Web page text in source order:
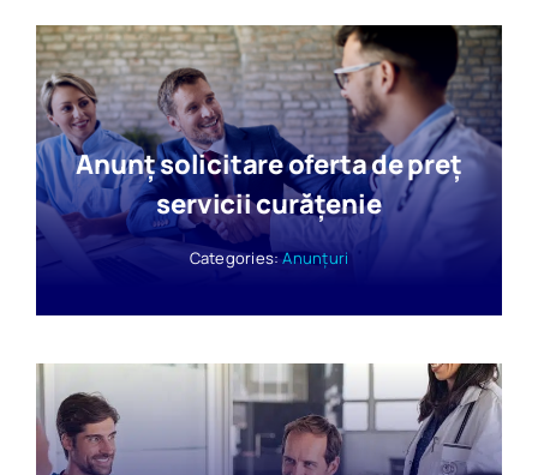
Anunț solicitare oferta de preț
servicii curățenie
Categories:Anunțuri